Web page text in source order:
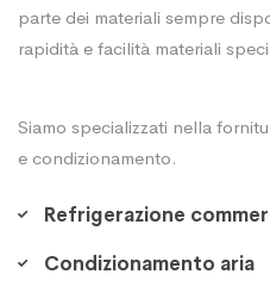
parte dei materiali sempre
rapidità e facilità materiali
Siamo specializzati nella
e condizionamento.
Refrigerazione
Condizionamento aria